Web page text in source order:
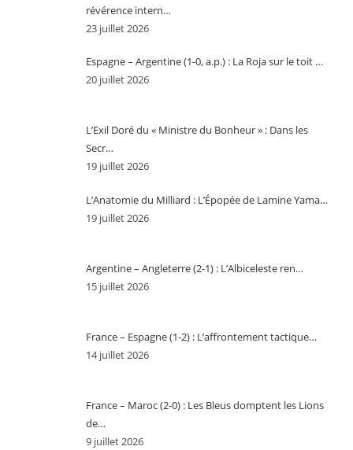
révérence intern…
23 juillet 2026
Espagne – Argentine (1-0, a.p.) : La Roja sur le toit …
20 juillet 2026
L’Exil Doré du « Ministre du Bonheur » : Dans les
Secr…
19 juillet 2026
L’Anatomie du Milliard : L’Épopée de Lamine Yama…
19 juillet 2026
Argentine – Angleterre (2-1) : L’Albiceleste ren…
15 juillet 2026
France – Espagne (1-2) : L’affrontement tactique…
14 juillet 2026
France – Maroc (2-0) : Les Bleus domptent les Lions
de…
9 juillet 2026